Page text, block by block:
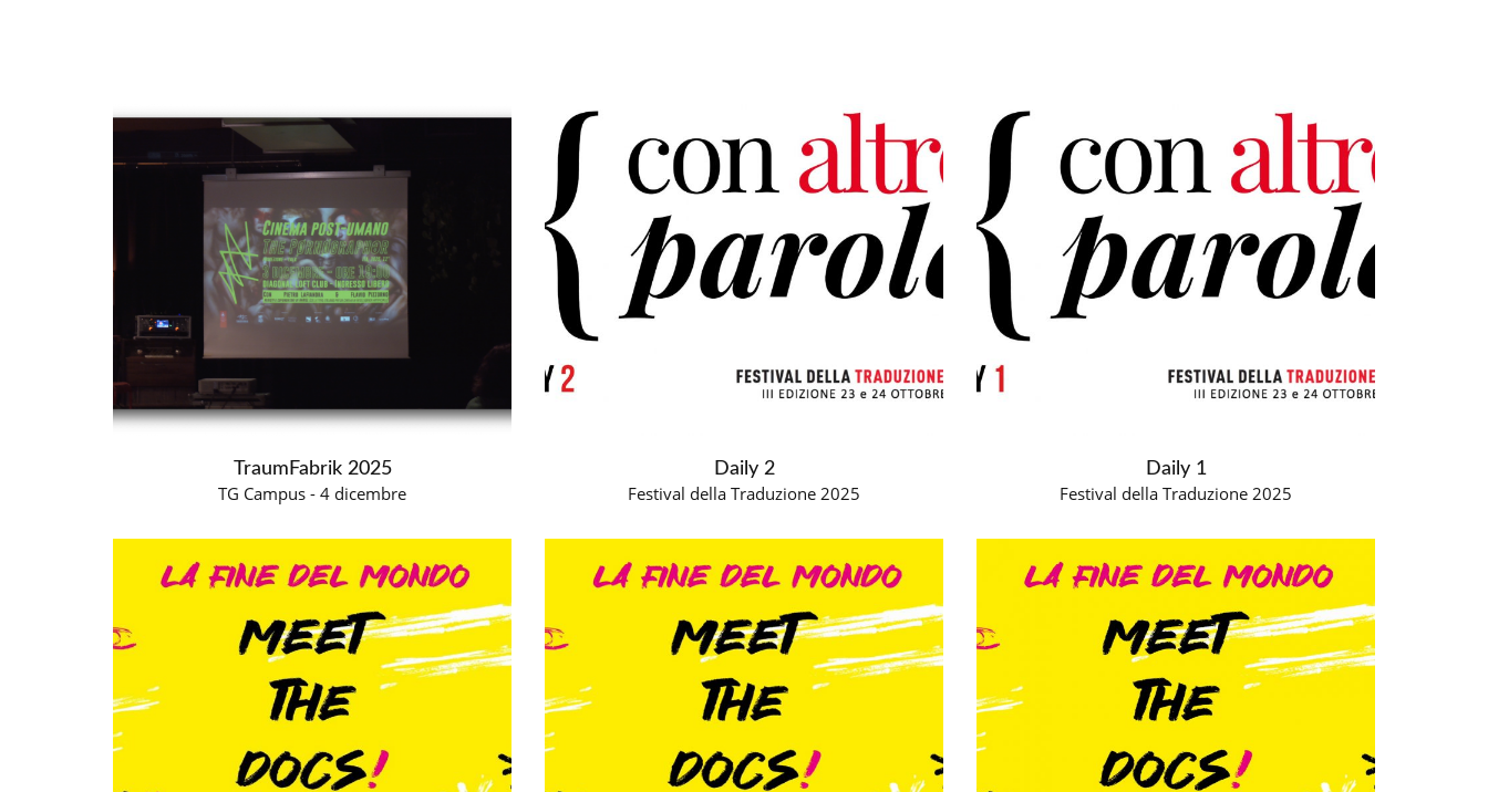
TraumFabrik 2025
TG Campus - 4 dicembre
Daily 2
Festival della Traduzione 2025
Daily 1
Festival della Traduzione 2025